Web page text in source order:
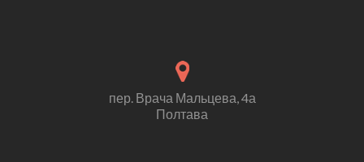
пер. Врача Мальцева, 4а
Полтава